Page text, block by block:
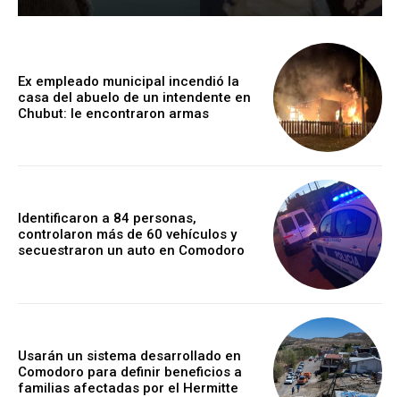
Ex empleado municipal incendió la
casa del abuelo de un intendente en
Chubut: le encontraron armas
Identificaron a 84 personas,
controlaron más de 60 vehículos y
secuestraron un auto en Comodoro
Usarán un sistema desarrollado en
Comodoro para definir beneficios a
familias afectadas por el Hermitte